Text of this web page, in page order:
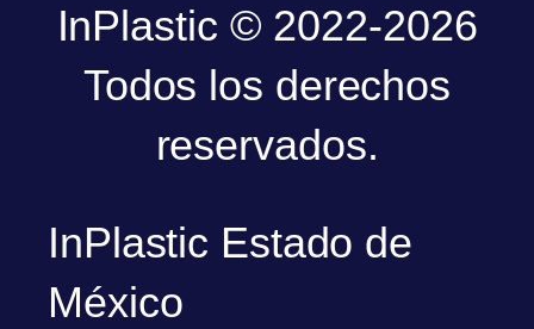
InPlastic © 2022-2026
Todos los derechos
reservados.
InPlastic Estado de
México